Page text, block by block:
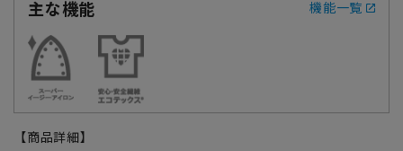
主な機能
機能一覧
【商品詳細】